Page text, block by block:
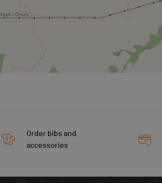
Order bibs and
accessories